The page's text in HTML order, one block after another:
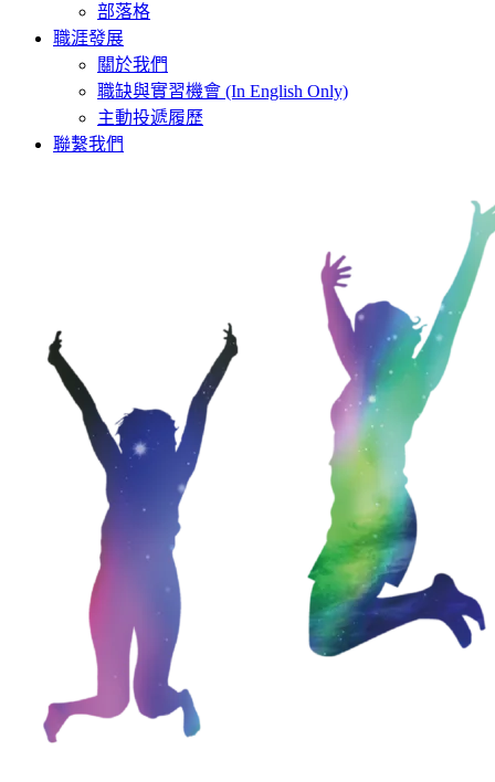
部落格
職涯發展
關於我們
職缺與實習機會 (In English Only)
主動投遞履歷
聯繫我們